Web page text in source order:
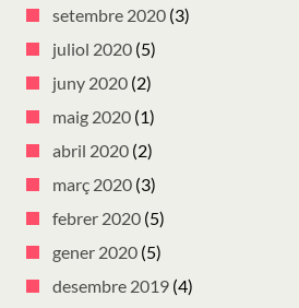
setembre 2020 (3)
juliol 2020 (5)
juny 2020 (2)
maig 2020 (1)
abril 2020 (2)
març 2020 (3)
febrer 2020 (5)
gener 2020 (5)
desembre 2019 (4)